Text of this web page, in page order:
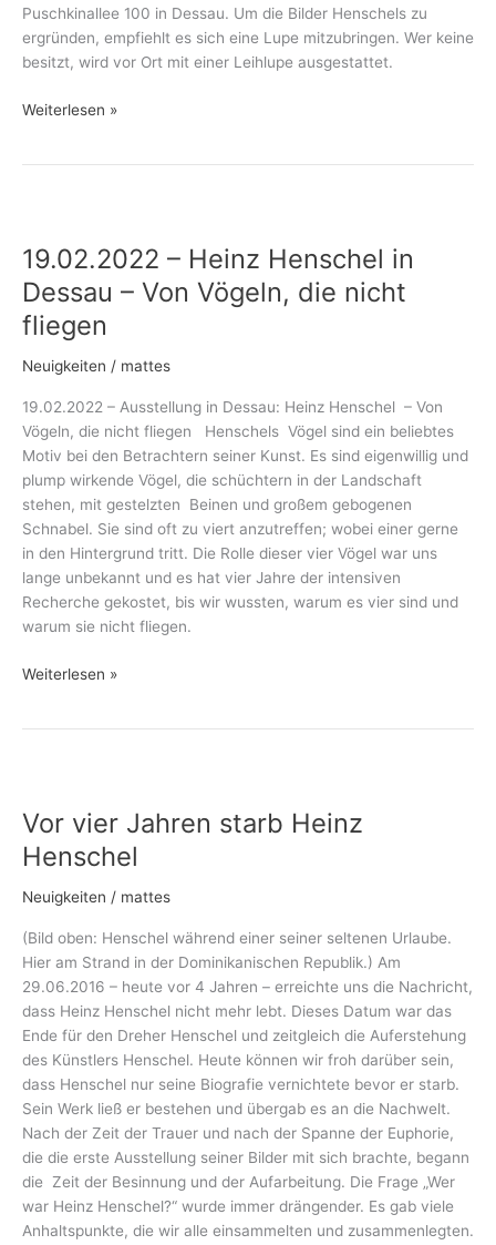
Puschkinallee 100 in Dessau. Um die Bilder Henschels zu
ergründen, empfiehlt es sich eine Lupe mitzubringen. Wer keine
besitzt, wird vor Ort mit einer Leihlupe ausgestattet.
Weiterlesen »
19.02.2022 – Heinz Henschel in
Dessau – Von Vögeln, die nicht
fliegen
Neuigkeiten / mattes
19.02.2022 – Ausstellung in Dessau: Heinz Henschel – Von
Vögeln, die nicht fliegen Henschels Vögel sind ein beliebtes
Motiv bei den Betrachtern seiner Kunst. Es sind eigenwillig und
plump wirkende Vögel, die schüchtern in der Landschaft
stehen, mit gestelzten Beinen und großem gebogenen
Schnabel. Sie sind oft zu viert anzutreffen; wobei einer gerne
in den Hintergrund tritt. Die Rolle dieser vier Vögel war uns
lange unbekannt und es hat vier Jahre der intensiven
Recherche gekostet, bis wir wussten, warum es vier sind und
warum sie nicht fliegen.
Heinz
Henschel
in
Dessau
Von
Vögeln,
die
nicht
fliegen
Weiterlesen »
Vor vier Jahren starb Heinz
Henschel
Neuigkeiten / mattes
(Bild oben: Henschel während einer seiner seltenen Urlaube.
Hier am Strand in der Dominikanischen Republik.) Am
29.06.2016 – heute vor 4 Jahren – erreichte uns die Nachricht,
dass Heinz Henschel nicht mehr lebt. Dieses Datum war das
Ende für den Dreher Henschel und zeitgleich die Auferstehung
des Künstlers Henschel. Heute können wir froh darüber sein,
dass Henschel nur seine Biografie vernichtete bevor er starb.
Sein Werk ließ er bestehen und übergab es an die Nachwelt.
Nach der Zeit der Trauer und nach der Spanne der Euphorie,
die die erste Ausstellung seiner Bilder mit sich brachte, begann
die Zeit der Besinnung und der Aufarbeitung. Die Frage „Wer
war Heinz Henschel?“ wurde immer drängender. Es gab viele
Anhaltspunkte, die wir alle einsammelten und zusammenlegten.
Jahren
starb
Heinz
Henschel